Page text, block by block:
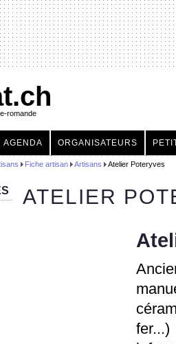
romande
AGENDA ORGANISATEURS
Fiche artisan Artisans Atelier Poteryves
ATELIER